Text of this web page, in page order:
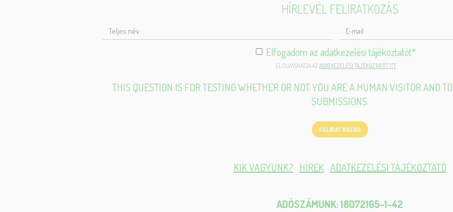
HÍRLEVÉL FELIRATKOZÁS
NÉV
Elfogadom az adatkezelési tájékoztatót*
ELOLVASHATJA AZ ADATKEZELÉSI TÁJÉKOZTATÓT ITT.
THIS QUESTION IS FOR TESTING WHETHER OR NOT YOU ARE A HUMAN VISITOR AND
SUBMISSIONS.
FELIRATKOZÁS
KIK VAGYUNK? HÍREK ADATKEZELÉSI TÁJÉKOZTATÓ
ADÓSZÁMUNK: 18072165-1-42